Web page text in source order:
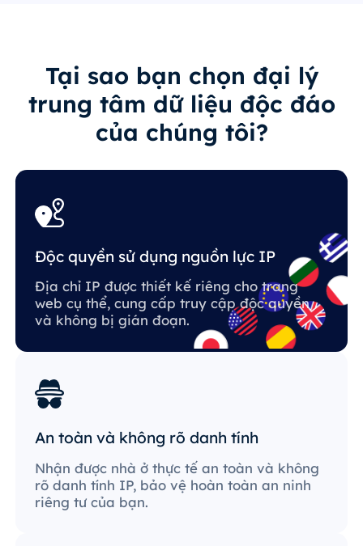
Tại sao bạn chọn đại lý
trung tâm dữ liệu độc đáo
của chúng tôi?
Độc quyền sử dụng nguồn lực IP
Địa chỉ IP được thiết kế riêng cho trang
web cụ thể, cung cấp truy cập độc quyền
và không bị gián đoạn.
An toàn và không rõ danh tính
Nhận được nhà ở thực tế an toàn và không
rõ danh tính IP, bảo vệ hoàn toàn an ninh
riêng tư của bạn.